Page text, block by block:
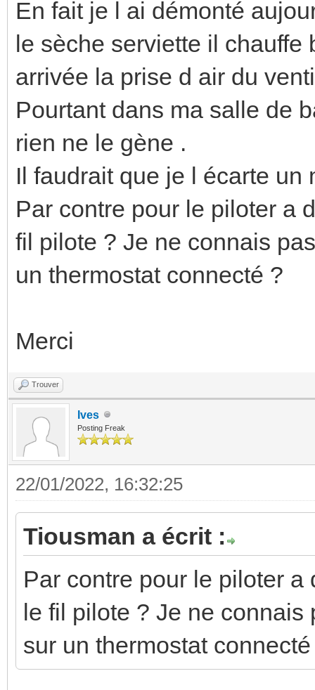
En fait je l ai démonté
le sèche serviette il
arrivée la prise d air du
Pourtant dans ma salle de
rien ne le gène .
Il faudrait que je l écarte un
Par contre pour le piloter a
fil pilote ? Je ne connais
un thermostat connecté ?
Merci
Trouver
Ives
Posting Freak
22/01/2022, 16:32:25
Tiousman a écrit :
Par contre pour le piloter
le fil pilote ? Je ne
sur un thermostat